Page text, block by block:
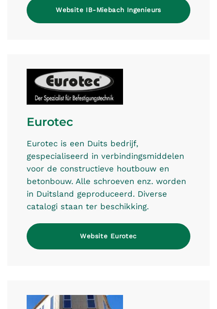
Website IB-Miebach Ingenieurs
Eurotec
Eurotec is een Duits bedrijf,
gespecialiseerd in verbindingsmiddelen
voor de constructieve houtbouw en
betonbouw. Alle schroeven enz. worden
in Duitsland geproduceerd. Diverse
catalogi staan ter beschikking.
Website Eurotec